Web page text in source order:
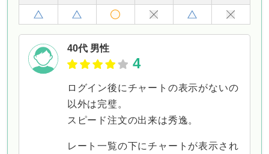
40代 男性
4
ログイン後にチャートの表示がないの
以外は完璧。
スピード注文の出来は秀逸。
レート一覧の下にチャートが表示され